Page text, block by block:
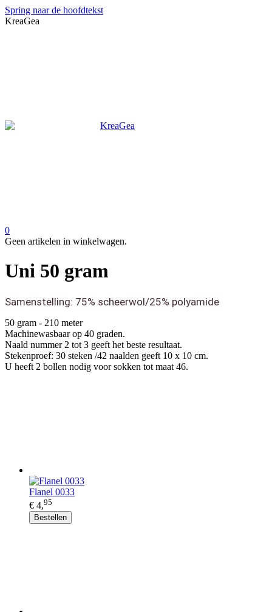
Spring naar de hoofdtekst
KreaGea
0
Geen artikelen in winkelwagen.
Uni 50 gram
Samenstelling: 75% scheerwol/25% polyamide
50 gram - 210 meter
Machinewasbaar op 40 graden.
Naald nummer 2 tot 3 geeft het beste resultaat.
Stekenproef: 30 steken /42 naalden geeft 10 x 10 cm.
U heeft 2 bollen nodig voor sokken tot maat 46.
Flanel 0033
€ 4,95
Bestellen